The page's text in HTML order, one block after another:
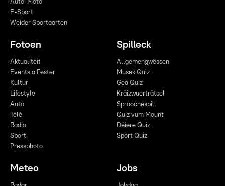
Auto-Moto
E-Sport
Weider Sportaarten
Fotoen
Aktualitéit
Events a Fester
Kultur
Lifestyle
Auto
Télé
Radio
Sport
Pressphoto
Spilleck
Allgemengwëssen
Musek Quiz
Geo Quiz
Kräizwuerträtsel
Sproochespill
Quiz vum Mount
Déiere Quiz
Sport Quiz
Meteo Jobs